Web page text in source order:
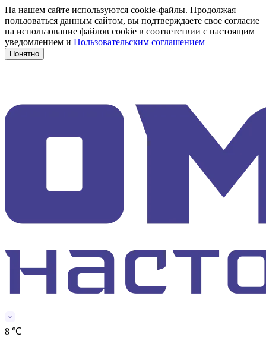
На нашем сайте используются cookie-файлы. Продолжая
пользоваться данным сайтом, вы подтверждаете свое согласие
на использование файлов cookie в соответствии с настоящим
уведомлением и Пользовательским соглашением
Понятно
8 ℃